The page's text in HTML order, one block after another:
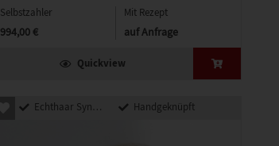
Selbstzahler
994,00 €
Mit Rezept
auf Anfrage
Quickview
Echthaar Synthetik Mix Handgeknüpft